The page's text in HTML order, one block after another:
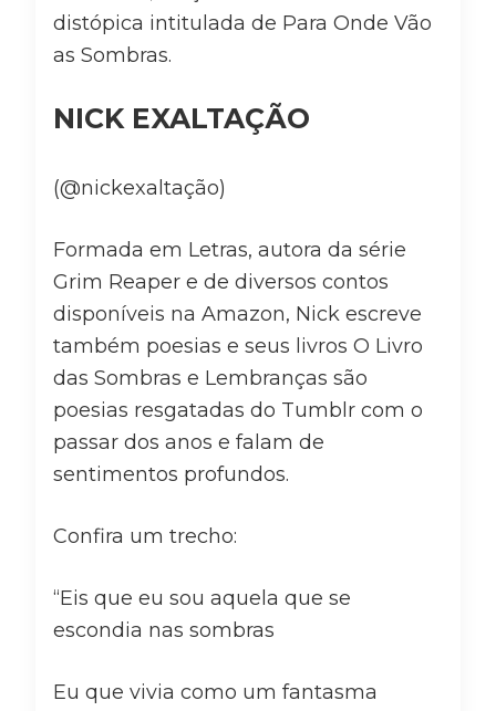
distópica intitulada de Para Onde Vão
as Sombras.
NICK EXALTAÇÃO
(@nickexaltação)
Formada em Letras, autora da série
Grim Reaper e de diversos contos
disponíveis na Amazon, Nick escreve
também poesias e seus livros O Livro
das Sombras e Lembranças são
poesias resgatadas do Tumblr com o
passar dos anos e falam de
sentimentos profundos.
Confira um trecho:
“Eis que eu sou aquela que se
escondia nas sombras
Eu que vivia como um fantasma